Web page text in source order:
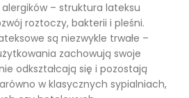
– struktura lateksu
roztoczy, bakterii i pleśni.
są niezwykle trwałe –
zachowują swoje
odkształcają się i pozostają
w klasycznych sypialniach,